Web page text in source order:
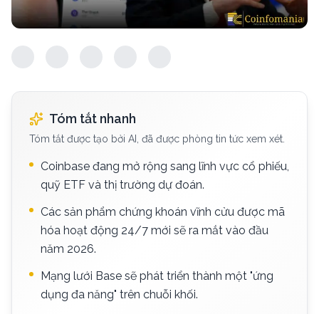
Tóm tắt nhanh
Tóm tắt được tạo bởi AI, đã được phòng tin tức xem xét.
Coinbase đang mở rộng sang lĩnh vực cổ phiếu,
quỹ ETF và thị trường dự đoán.
Các sản phẩm chứng khoán vĩnh cửu được mã
hóa hoạt động 24/7 mới sẽ ra mắt vào đầu
năm 2026.
Mạng lưới Base sẽ phát triển thành một "ứng
dụng đa năng" trên chuỗi khối.